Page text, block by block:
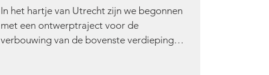
In het hartje van Utrecht zijn we begonnen
met een ontwerptraject voor de
verbouwing van de bovenste verdieping